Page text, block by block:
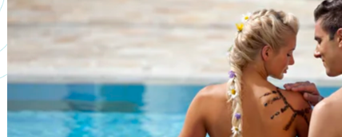
Vrelci v Termah Ptuj iz globine 1100 m prinašajo
blagodejno termalno vodo, ki je blaga po svoji sestavi,
a krepka, ko gre za poživljanje organizma. Pomaga pri
odpravljanju težav gibalnega sistema.
Več o ptujski termalni vodi.